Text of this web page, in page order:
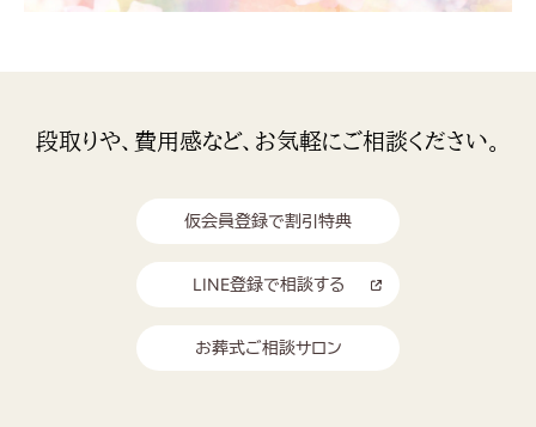
段取りや、費用感など、お気軽にご相談ください。
仮会員登録で割引特典
LINE登録で相談する
お葬式ご相談サロン